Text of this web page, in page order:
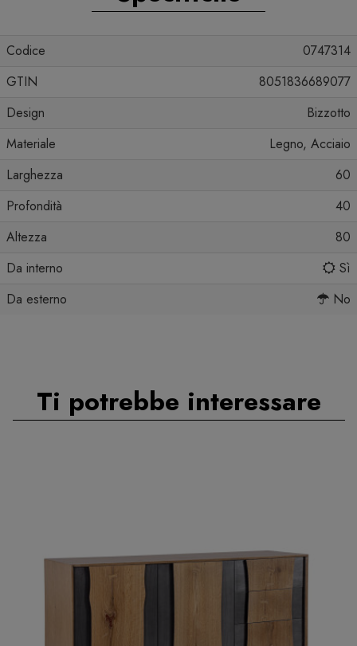
Codice
0747314
GTIN
8051836689077
Design
Bizzotto
Materiale
Legno, Acciaio
Larghezza
60
Profondità
40
Altezza
80
Da interno
Sì
Da esterno
No
Ti potrebbe interessare